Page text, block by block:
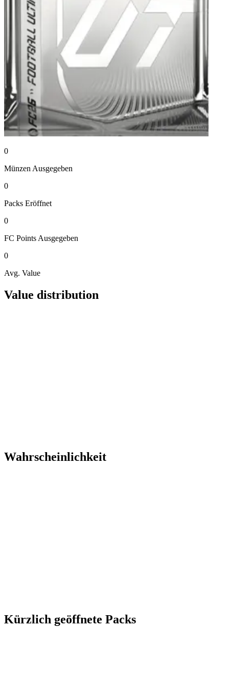
0
Münzen Ausgegeben
0
Packs Eröffnet
0
FC Points Ausgegeben
0
Avg. Value
Value distribution
Wahrscheinlichkeit
Kürzlich geöffnete Packs